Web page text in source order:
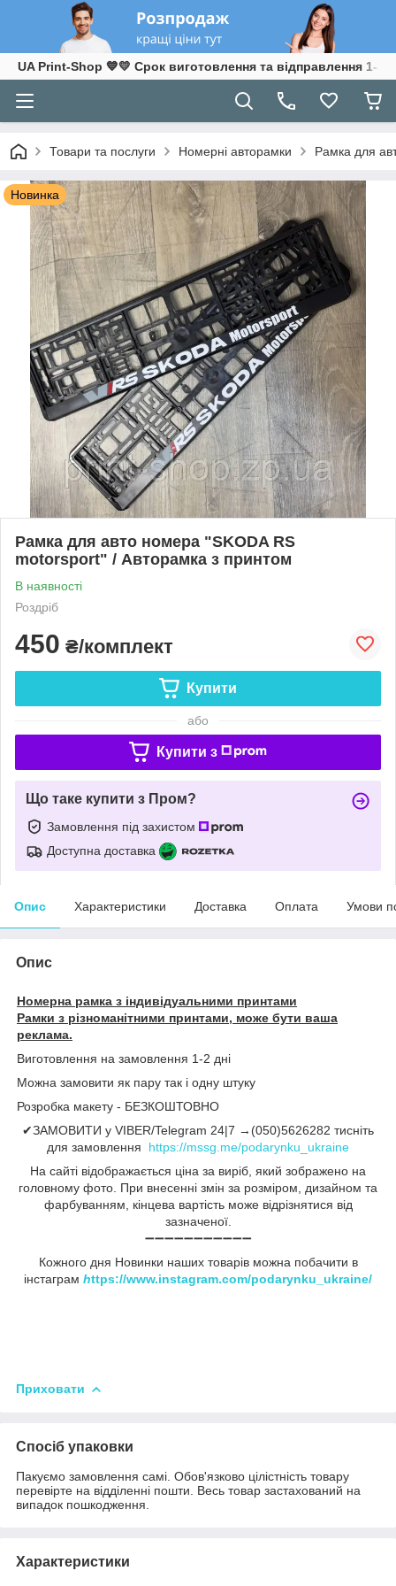
UA Print-Shop ​💙💛 Срок виготовлення та відправлення 1-3
Товари та послуги Номерні авторамки Рамка для
Новинка
Рамка для авто номера "SKODA RS
motorsport" / Авторамка з принтом
В наявності
Роздріб
450 ₴/комплект
Купити
або
Купити з
Що таке купити з Пром?
Замовлення під захистом
Доступна доставка
Опис Характеристики Доставка Оплата Умови
Опис
Номерна рамка з індивідуальними принтами
Рамки з різноманітними принтами, може бути ваша
реклама.
Виготовлення на замовлення 1-2 дні
Можна замовити як пару так і одну штуку
Розробка макету - БЕЗКОШТОВНО
✔ЗАМОВИТИ у VIBER/Telegram 24|7 →(050)5626282 тисніть
для замовлення https://mssg.me/podarynku_ukraine
На сайті відображається ціна за виріб, який зображено на
головному фото. При внесенні змін за розміром, дизайном та
фарбуванням, кінцева вартість може відрізнятися від
зазначеної.
➖➖➖➖➖➖➖➖➖➖➖
Кожного дня Новинки наших товарів можна побачити в
інстаграм https://www.instagram.com/podarynku_ukraine/
Приховати
Спосіб упаковки
Пакуємо замовлення самі. Обов'язково цілістність товару
перевірте на відділенні пошти. Весь товар застахований на
випадок пошкодження.
Характеристики